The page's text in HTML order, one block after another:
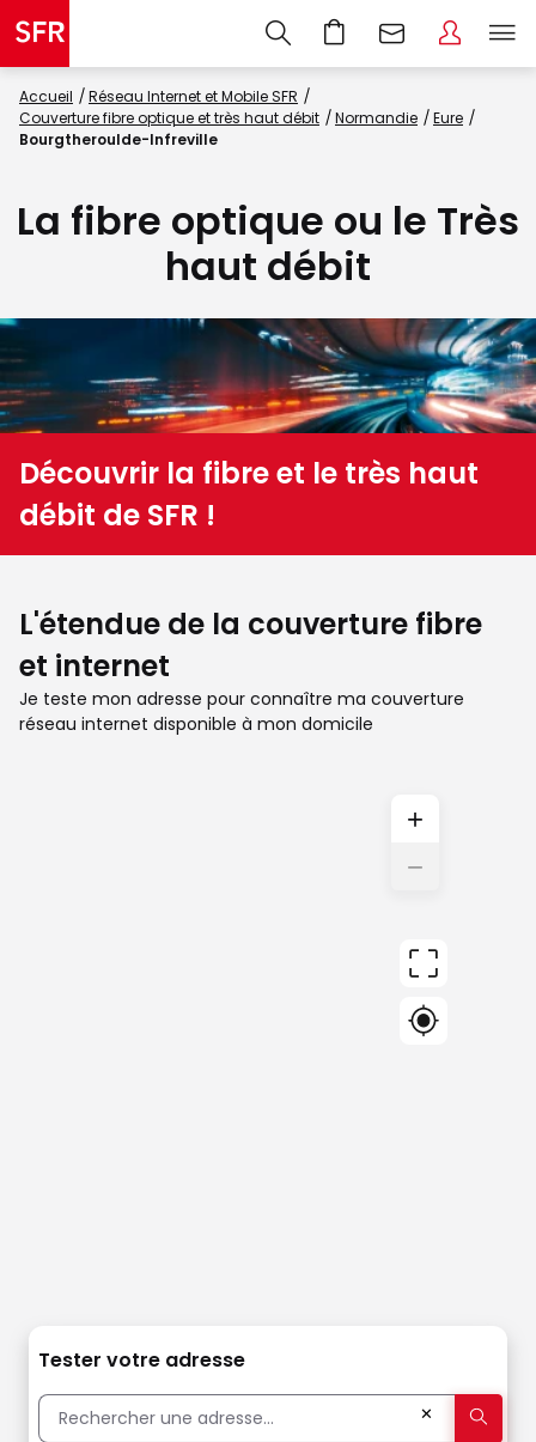
Accueil
Réseau Internet et Mobile SFR
Couverture fibre optique et très haut débit
Normandie
Eure
Bourgtheroulde-Infreville
La fibre optique ou le Très
haut débit
Découvrir la fibre et le très haut
débit de SFR !
L'étendue de la couverture fibre
et internet
Je teste mon adresse pour connaître ma couverture
réseau internet disponible à mon domicile
+
−
Tester votre adresse
✕